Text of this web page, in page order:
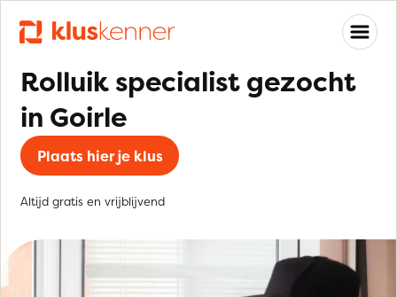
Rolluik specialist gezocht
in Goirle
Plaats hier je klus
Altijd gratis en vrijblijvend